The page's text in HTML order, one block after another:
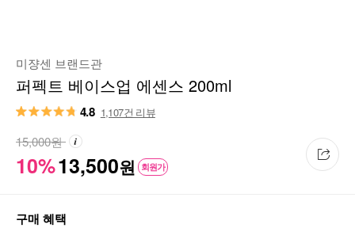
미쟝센 브랜드관
퍼펙트 베이스업 에센스 200ml
4.8 1,107건 리뷰
10%13,500원 회원가
15,000원
구매 혜택